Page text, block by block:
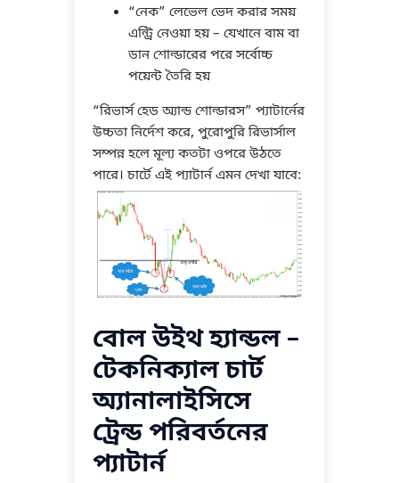
“নেক” লেভেল ভেদ করার সময়
এন্ট্রি নেওয়া হয় – যেখানে বাম বা
ডান শোল্ডারের পরে সর্বোচ্চ
পয়েন্ট তৈরি হয়
“রিভার্স হেড অ্যান্ড শোল্ডারস” প্যাটার্নের
উচ্চতা নির্দেশ করে, পুরোপুরি রিভার্সাল
সম্পন্ন হলে মূল্য কতটা ওপরে উঠতে
পারে। চার্টে এই প্যাটার্ন এমন দেখা যাবে:
বোল উইথ হ্যান্ডল –
টেকনিক্যাল চার্ট
অ্যানালাইসিসে
ট্রেন্ড পরিবর্তনের
প্যাটার্ন